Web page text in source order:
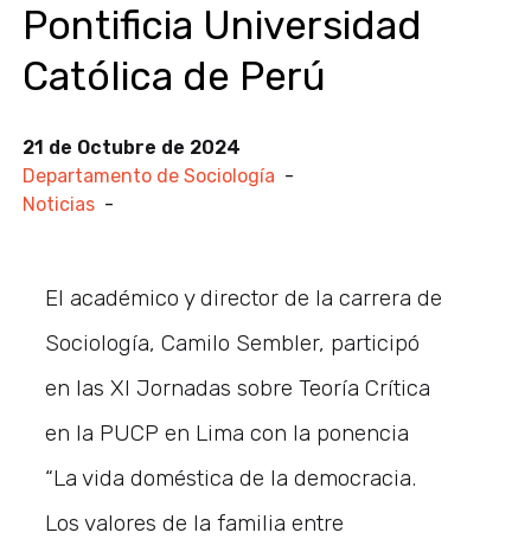
Pontificia Universidad
Católica de Perú
21 de Octubre de 2024
Departamento de Sociología -
Noticias -
El académico y director de la carrera de
Sociología, Camilo Sembler, participó
en las XI Jornadas sobre Teoría Crítica
en la PUCP en Lima con la ponencia
“La vida doméstica de la democracia.
Los valores de la familia entre